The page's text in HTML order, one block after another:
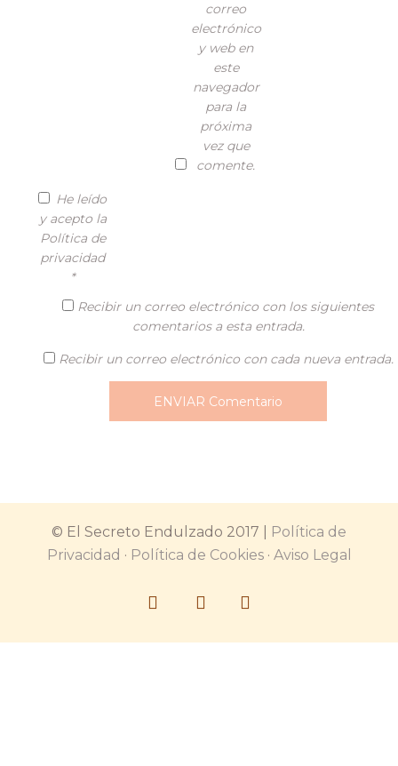
correo
electrónico
y web en
este
navegador
para la
próxima
vez que
comente.
He leído
y acepto la
Política de
privacidad
*
Recibir un correo electrónico con los siguientes
comentarios a esta entrada.
Recibir un correo electrónico con cada nueva entrada.
© El Secreto Endulzado 2017 |
Política de
Privacidad · Política de Cookies· Aviso Legal